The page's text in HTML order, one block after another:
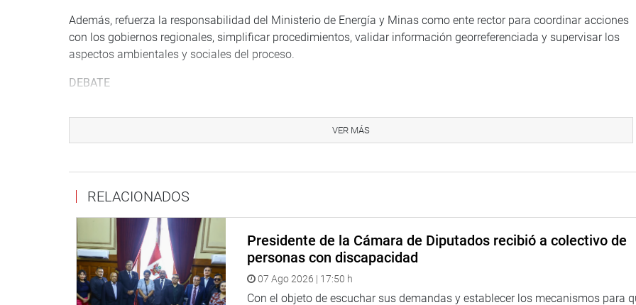
Además, refuerza la responsabilidad del Ministerio de Energía y Minas como ente rector para coordinar acciones
con los gobiernos regionales, simplificar procedimientos, validar información georreferenciada y supervisar los
aspectos ambientales y sociales del proceso.
DEBATE
dichas medidas (…) no se ha terminado de formalizar a nadie más porque los problemas de fondo siguen
vigentes”.
A su turno, Guido Bellido criticó el desempeño del Ministerio de Energía y Minas al señalar que “durante todo el
año no ha podido formalizar ni diez mineros”, y planteó otorgar mayor responsabilidad a los gobiernos
regionales.
Por su parte, la congresista Diana González (bancada AvP) impulsó una cuestión previa para votar por separado
ambas disposiciones complementarias transitorias referidas al eventual retorno de los cincuenta mil Reinfos
VER MÁS
RELACIONADOS
Presidente de la Cámara de Diputados recibió a colectivo de
personas con discapacidad
07 Ago 2026 | 17:50 h
Con el objeto de escuchar sus demandas y establecer los mecanismos para